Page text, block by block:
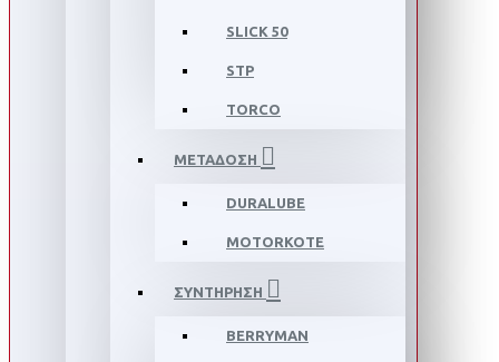
SLICK 50
STP
TORCO
ΜΕΤΑΔΟΣΗ
DURALUBE
MOTORKOTE
ΣΥΝΤΗΡΗΣΗ
BERRYMAN